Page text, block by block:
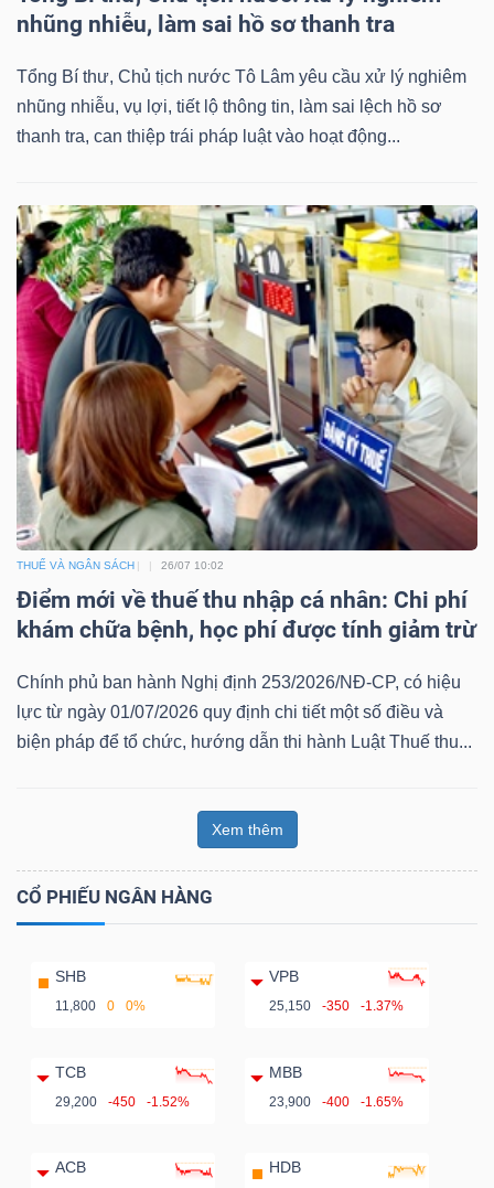
nhũng nhiễu, làm sai hồ sơ thanh tra
Tổng Bí thư, Chủ tịch nước Tô Lâm yêu cầu xử lý nghiêm
nhũng nhiễu, vụ lợi, tiết lộ thông tin, làm sai lệch hồ sơ
thanh tra, can thiệp trái pháp luật vào hoạt động...
THUẾ VÀ NGÂN SÁCH 26/07 10:02
Điểm mới về thuế thu nhập cá nhân: Chi phí
khám chữa bệnh, học phí được tính giảm trừ
Chính phủ ban hành Nghị định 253/2026/NĐ-CP, có hiệu
lực từ ngày 01/07/2026 quy định chi tiết một số điều và
biện pháp để tổ chức, hướng dẫn thi hành Luật Thuế thu...
Xem thêm
CỔ PHIẾU NGÂN HÀNG
SHB
11,800 0 0%
VPB
25,150 -350 -1.37%
TCB
29,200 -450 -1.52%
MBB
23,900 -400 -1.65%
ACB HDB